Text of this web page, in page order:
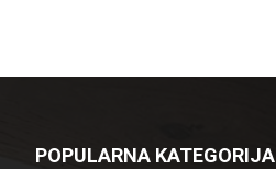
POPULARNA KATEGORIJA